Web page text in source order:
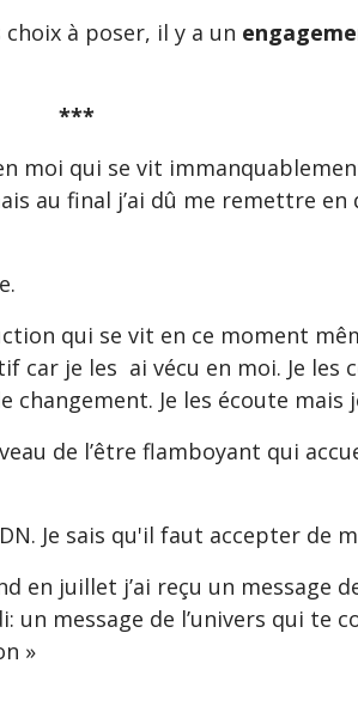
choix à poser, il y a un
***
moi qui se vit
au final j’ai dû me remettre
qui se vit en ce moment
car je les ai vécu en moi. Je les
Je les écoute mais
de l’être flamboyant qui
Je sais qu'il faut accepter de
juillet j’ai reçu un message
message de l’univers qui te
»